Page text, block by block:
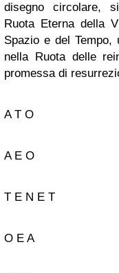
disegno circolare,
Ruota Eterna della
Spazio e del Tempo,
nella Ruota delle
promessa di
A T O
A E O
T E N E T
O E A